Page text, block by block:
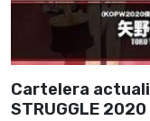
Cartelera
STRUGGLE 2020